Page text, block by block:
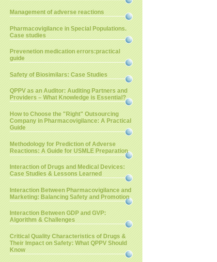
Management of adverse reactions
Pharmacovigilance in Special Populations.
Case studies
Prevenetion medication errors:practical
guide
Safety of Biosimilars: Case Studies
QPPV as an Auditor: Auditing Partners and
Providers – What Knowledge is Essential?
How to Choose the "Right" Outsourcing
Company in Pharmacovigilance: A Practical
Guide
Methodology for Prediction of Adverse
Reactions: A Guide for USMLE Preparation
Interaction of Drugs and Medical Devices:
Case Studies & Lessons Learned
Interaction Between Pharmacovigilance and
Marketing: Balancing Safety and Promotion
Interaction Between GDP and GVP:
Algorithm & Challenges
Critical Quality Characteristics of Drugs &
Their Impact on Safety: What QPPV Should
Know